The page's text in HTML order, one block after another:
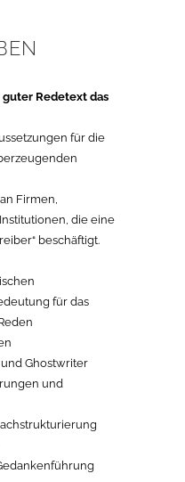
guter Redetext das
für die
Firmen,
die eine
beschäftigt.
für das
Ghostwriter
und